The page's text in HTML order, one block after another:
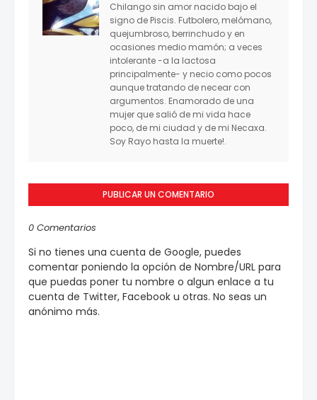
Chilango sin amor nacido bajo el
signo de Piscis. Futbolero, melómano,
quejumbroso, berrinchudo y en
ocasiones medio mamón; a veces
intolerante -a la lactosa
principalmente- y necio como pocos
aunque tratando de necear con
argumentos. Enamorado de una
mujer que salió de mi vida hace
poco, de mi ciudad y de mi Necaxa.
Soy Rayo hasta la muerte!.
PUBLICAR UN COMENTARIO
0 Comentarios
Si no tienes una cuenta de Google, puedes
comentar poniendo la opción de Nombre/URL para
que puedas poner tu nombre o algun enlace a tu
cuenta de Twitter, Facebook u otras. No seas un
anónimo más.